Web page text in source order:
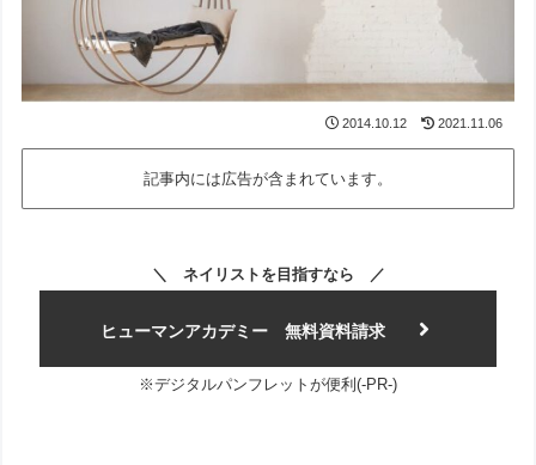
2014.10.12 2021.11.06
記事内には広告が含まれています。
＼ ネイリストを目指すなら ／
ヒューマンアカデミー 無料資料請求
※デジタルパンフレットが便利(-PR-)